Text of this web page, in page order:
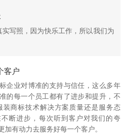
写照，因为快乐工作，所以我们为
客户
企业对博准的支持与信任，这么多年
的每一个员工都有了进步和提升，不
装商标技术解决方案质量还是服务态
断进步，每次听到客户对我们的夸
加有动力去服务好每一个客户。